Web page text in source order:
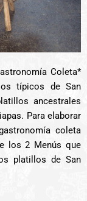
Coleta*
típicos de San
ancestrales
Para elaborar
coleta
los 2 Menús que
platillos de San